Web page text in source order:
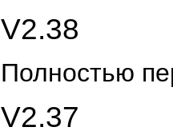
V2.38
Полностью
V2.37